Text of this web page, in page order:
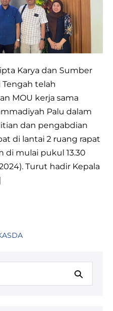
Karya dan Sumber
Tengah telah
MOU kerja sama
Palu dalam
dan pengabdian
di lantai 2 ruang rapat
di mulai pukul 13.30
Turut hadir Kepala